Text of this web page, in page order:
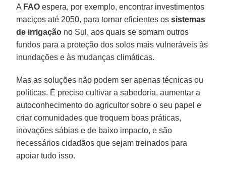
A FAOespera, por exemplo, encontrar investimentos
maciços até 2050, para tornar eficientes ossistemas
de irrigação no Sul, aos quais se somam outros
fundos para a proteção dos solos mais vulneráveis às
inundações e às mudanças climáticas.
Mas as soluções não podem ser apenas técnicas ou
políticas. É preciso cultivar a sabedoria, aumentar a
autoconhecimento do agricultor sobre o seu papel e
criar comunidades que troquem boas práticas,
inovações sábias e de baixo impacto, e são
necessários cidadãos que sejam treinados para
apoiar tudo isso.